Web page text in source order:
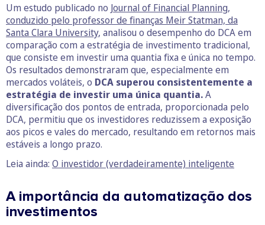
Um estudo publicado no Journal of Financial Planning,
conduzido pelo professor de finanças Meir Statman, da
Santa Clara University, analisou o desempenho do DCA em
comparação com a estratégia de investimento tradicional,
que consiste em investir uma quantia fixa e única no tempo.
Os resultados demonstraram que, especialmente em
mercados voláteis, o DCA superou consistentemente a
estratégia de investir uma única quantia.A
diversificação dos pontos de entrada, proporcionada pelo
DCA, permitiu que os investidores reduzissem a exposição
aos picos e vales do mercado, resultando em retornos mais
estáveis a longo prazo.
Leia ainda: O investidor (verdadeiramente) inteligente
A importância da automatização dos
investimentos